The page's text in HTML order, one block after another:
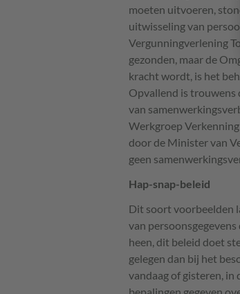
moeten uitvoeren,
uitwisseling van
Vergunningverlening
gezonden, maar de
kracht wordt, is het
Opvallend is trouwens
van
Werkgroep
door de Minister van
geen
Hap-snap-beleid
Dit soort voorbeelden
van
heen, dit beleid doet
gelegen dan bij het
vandaag of gisteren, in